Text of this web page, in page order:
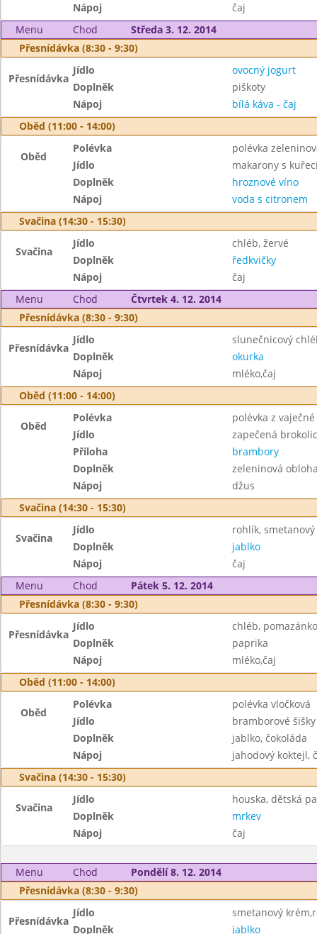
Nápoj
čaj
Menu
Chod
Středa 3. 12. 2014
Přesnídávka (8:30 - 9:30)
Přesnídávka
Jídlo
ovocný jogurt
Doplněk
piškoty
Nápoj
bílá káva - čaj
Oběd (11:00 - 14:00)
Oběd
Polévka
polévka
Jídlo
makarony s
Doplněk
hroznové víno
Nápoj
voda s citronem
Svačina (14:30 - 15:30)
Svačina
Jídlo
chléb, žervé
Doplněk
ředkvičky
Nápoj
čaj
Menu
Chod
Čtvrtek 4. 12. 2014
Přesnídávka (8:30 - 9:30)
Přesnídávka
Jídlo
slunečnicový
Doplněk
okurka
Nápoj
mléko,čaj
Oběd (11:00 - 14:00)
Oběd
Polévka
polévka z
Jídlo
zapečená
Příloha
brambory
Doplněk
zeleninová
Nápoj
džus
Svačina (14:30 - 15:30)
Svačina
Jídlo
rohlík,
Doplněk
jablko
Nápoj
čaj
Menu
Chod
Pátek 5. 12. 2014
Přesnídávka (8:30 - 9:30)
Přesnídávka
Jídlo
chléb,
Doplněk
paprika
Nápoj
mléko,čaj
Oběd (11:00 - 14:00)
Oběd
Polévka
polévka vločková
Jídlo
bramborové
Doplněk
jablko, čokoláda
Nápoj
jahodový koktejl,
Svačina (14:30 - 15:30)
Svačina
Jídlo
houska, dětská
Doplněk
mrkev
Nápoj
čaj
Menu Chod
Pondělí 8. 12. 2014
Přesnídávka (8:30 - 9:30)
Přesnídávka
Jídlo
smetanový
Doplněk
jablko